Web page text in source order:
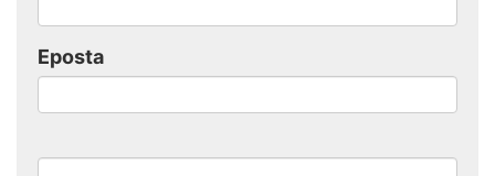
Eposta